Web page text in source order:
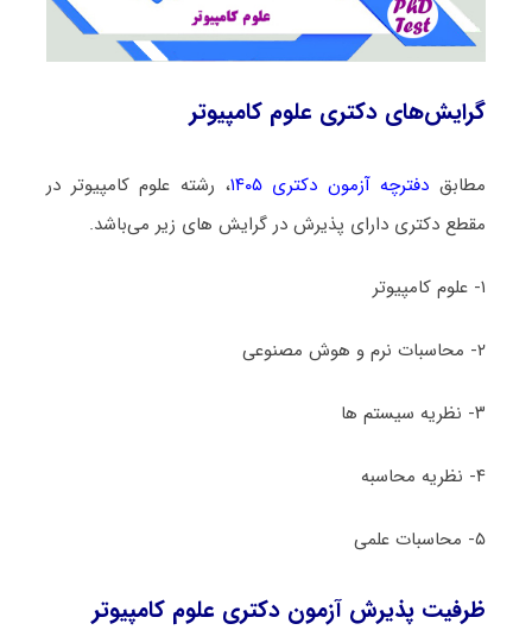
گرایش‌های دکتری علوم کامپیوتر
مطابق دفترچه آزمون دکتری ۱۴۰۵
، رشته علوم کامپیوتر در
مقطع دکتری دارای پذیرش در گرایش های زیر می‌باشد.
۱- علوم کامپیوتر
۲- محاسبات نرم و هوش مصنوعی
۳- نظریه سیستم ها
۴- نظریه محاسبه
۵- محاسبات علمی
ظرفیت پذیرش آزمون دکتری علوم کامپیوتر